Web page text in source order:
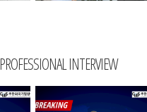
PROFESSIONAL INTERVIEW